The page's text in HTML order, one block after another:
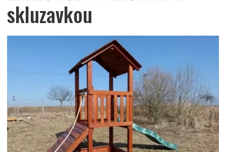
skluzavkou